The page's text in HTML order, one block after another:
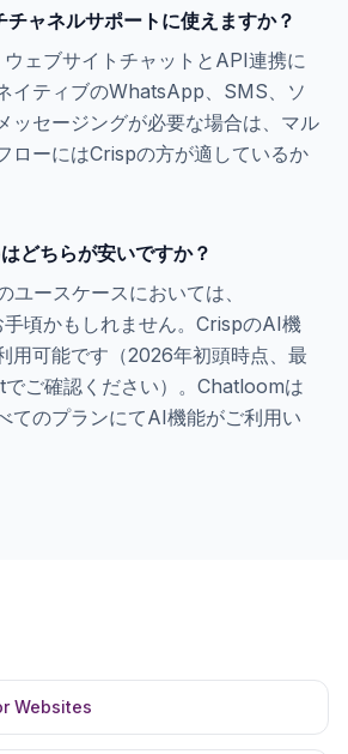
ャネルサポートに使えますか？
ェブサイトチャットとAPI連携に
イティブのWhatsApp、SMS、ソ
ッセージングが必要な場合は、マル
ローにはCrispの方が適しているか
どちらが安いですか？
ユースケースにおいては、
頃かもしれません。CrispのAI機
用可能です（2026年初頭時点、最
ご確認ください）。Chatloomは
てのプランにてAI機能がご利用い
Websites